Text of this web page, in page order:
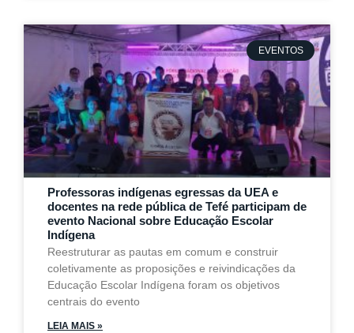
EVENTOS
Professoras indígenas egressas da UEA e
docentes na rede pública de Tefé participam de
evento Nacional sobre Educação Escolar
Indígena
Reestruturar as pautas em comum e construir
coletivamente as proposições e reivindicações da
Educação Escolar Indígena foram os objetivos
centrais do evento
LEIA MAIS »